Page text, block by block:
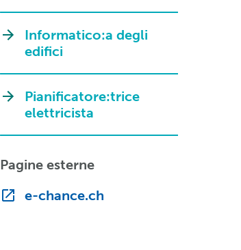
Informatico:a degli
edifici
Pianificatore:trice
elettricista
Pagine esterne
e-chance.ch